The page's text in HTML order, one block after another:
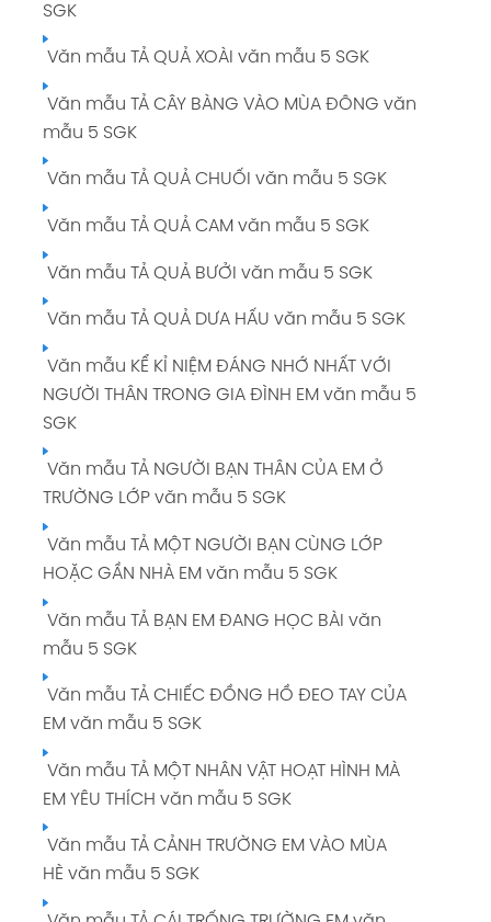
SGK
Văn mẫu TẢ QUẢ XOÀI văn mẫu 5 SGK
Văn mẫu TẢ CÂY BÀNG VÀO MÙA ĐÔNG văn
mẫu 5 SGK
Văn mẫu TẢ QUẢ CHUỐI văn mẫu 5 SGK
Văn mẫu TẢ QUẢ CAM văn mẫu 5 SGK
Văn mẫu TẢ QUẢ BƯỞI văn mẫu 5 SGK
Văn mẫu TẢ QUẢ DƯA HẤU văn mẫu 5 SGK
Văn mẫu KỂ KỈ NIỆM ĐÁNG NHỚ NHẤT VỚI
NGƯỜI THÂN TRONG GIA ĐÌNH EM văn mẫu 5
SGK
Văn mẫu TẢ NGƯỜI BẠN THÂN CỦA EM Ở
TRƯỜNG LỚP văn mẫu 5 SGK
Văn mẫu TẢ MỘT NGƯỜI BẠN CÙNG LỚP
HOẶC GẦN NHÀ EM văn mẫu 5 SGK
Văn mẫu TẢ BẠN EM ĐANG HỌC BÀI văn
mẫu 5 SGK
Văn mẫu TẢ CHIẾC ĐỒNG HỒ ĐEO TAY CỦA
EM văn mẫu 5 SGK
Văn mẫu TẢ MỘT NHÂN VẬT HOẠT HÌNH MÀ
EM YÊU THÍCH văn mẫu 5 SGK
Văn mẫu TẢ CẢNH TRƯỜNG EM VÀO MÙA
HÈ văn mẫu 5 SGK